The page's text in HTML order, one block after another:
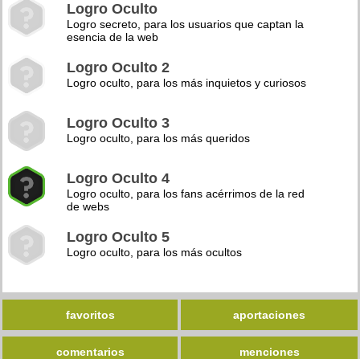
Logro Oculto
Logro secreto, para los usuarios que captan la
esencia de la web
Logro Oculto 2
Logro oculto, para los más inquietos y curiosos
Logro Oculto 3
Logro oculto, para los más queridos
Logro Oculto 4
Logro oculto, para los fans acérrimos de la red
de webs
Logro Oculto 5
Logro oculto, para los más ocultos
favoritos aportaciones
comentarios menciones